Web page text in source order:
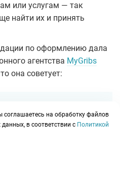
или услугам — так
найти их и принять
по оформлению дала
агентства MyGribs
она советует:
описания и статуса,
УТП.
Здесь можно
соглашаетесь на обработку файлов
в соответствии с Политикой